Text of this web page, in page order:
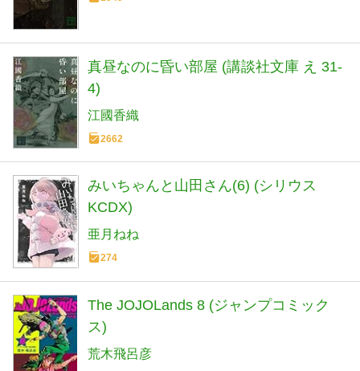
真昼なのに昏い部屋 (講談社文庫 え 31-
4)
江國香織
2662
みいちゃんと山田さん(6) (シリウス
KCDX)
亜月ねね
274
The JOJOLands 8 (ジャンプコミック
ス)
荒木飛呂彦